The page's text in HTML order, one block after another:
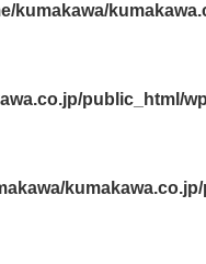
kumakawa/
public_html/